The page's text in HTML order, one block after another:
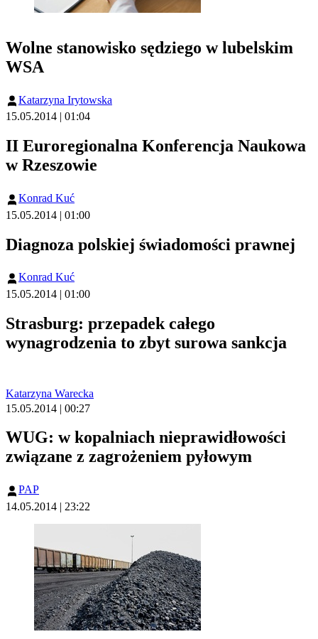
Wolne stanowisko sędziego w lubelskim
WSA
Katarzyna Irytowska
15.05.2014 | 01:04
II Euroregionalna Konferencja Naukowa
w Rzeszowie
Konrad Kuć
15.05.2014 | 01:00
Diagnoza polskiej świadomości prawnej
Konrad Kuć
15.05.2014 | 01:00
Strasburg: przepadek całego
wynagrodzenia to zbyt surowa sankcja
Katarzyna Warecka
15.05.2014 | 00:27
WUG: w kopalniach nieprawidłowości
związane z zagrożeniem pyłowym
PAP
14.05.2014 | 23:22